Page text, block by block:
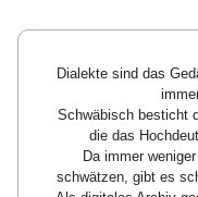
Dialekte sind das
Schwäbisch besticht
die das
Da immer
schwätzen, gibt es